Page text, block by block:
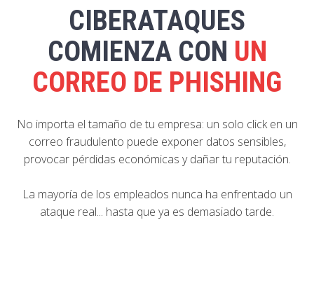
CIBERATAQUES
COMIENZA CON UN
CORREO DE PHISHING
No importa el tamaño de tu empresa: un solo click en un
correo fraudulento puede exponer datos sensibles,
provocar pérdidas económicas y dañar tu reputación.
La mayoría de los empleados nunca ha enfrentado un
ataque real... hasta que ya es demasiado tarde.